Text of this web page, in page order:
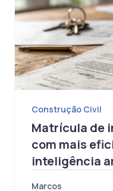
Construção Civil
Matrícula de
com mais
inteligência